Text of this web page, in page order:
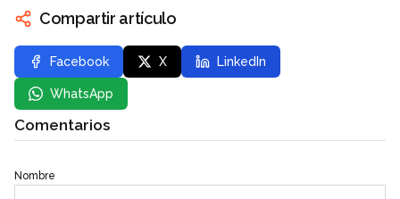
Compartir artículo
Facebook X LinkedIn
WhatsApp
Comentarios
Nombre